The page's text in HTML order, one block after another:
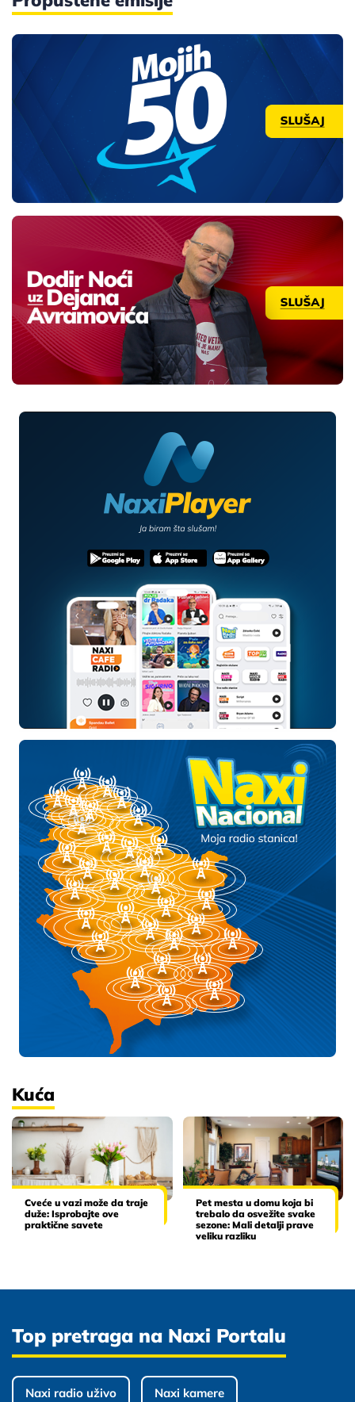
Kuća
Cveće u vazi može da traje
duže: Isprobajte ove
praktične savete
Pet mesta u domu koja bi
trebalo da osvežite svake
sezone: Mali detalji prave
veliku razliku
Top pretraga na Naxi Portalu
Naxi radio uživo Naxi kamere